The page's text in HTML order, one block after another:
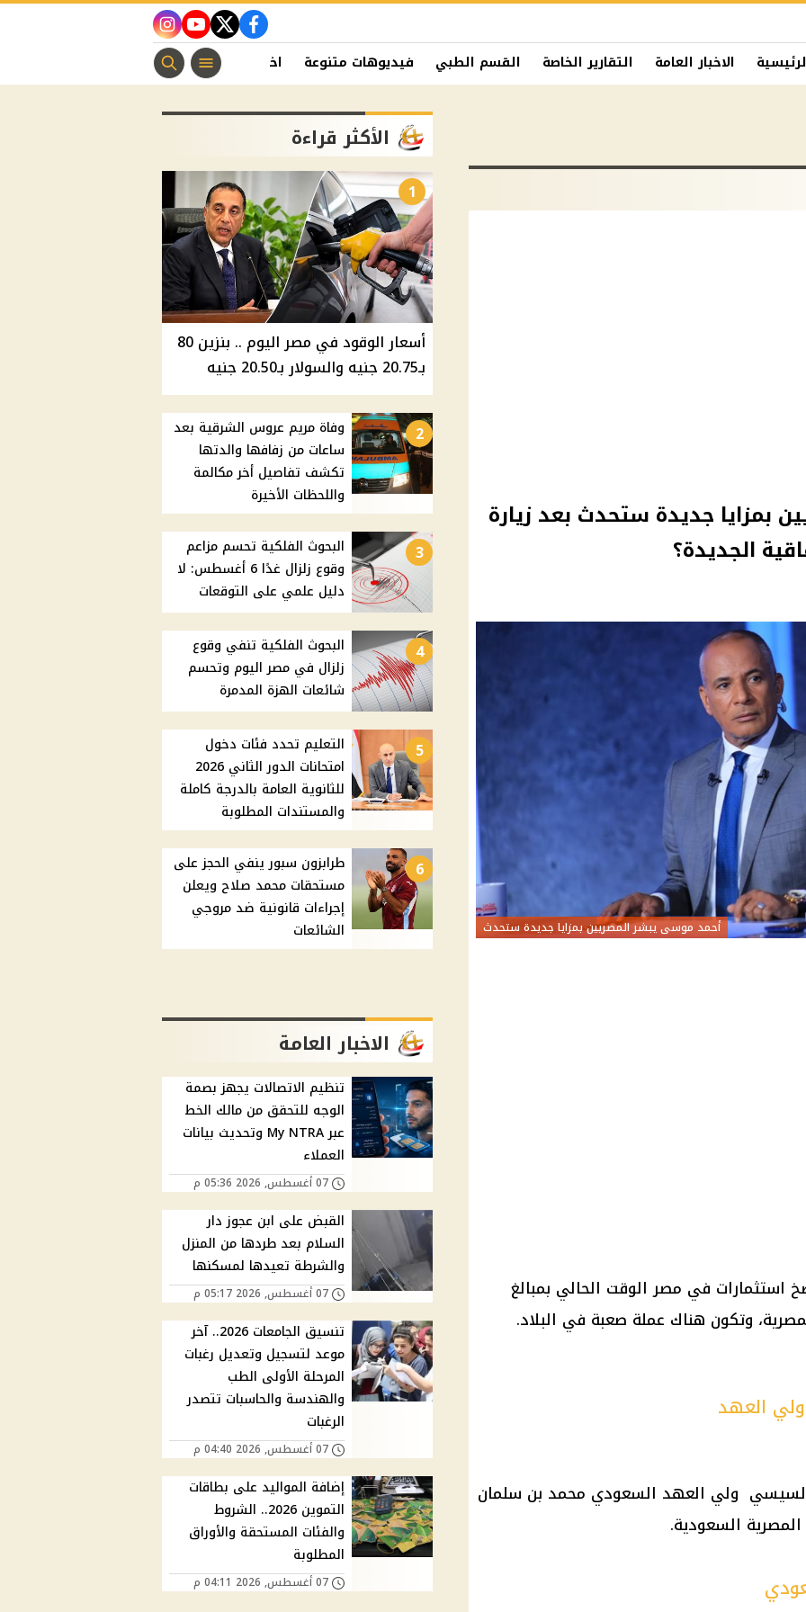
facebook
twitter
youtube
instagram
الاخبار العامة التقارير الخاصة القسم الطبي فيديوهات متنوعة اخبار الفن منوعات مسيحية
بمزايا جديدة ستحدث بعد زيارة
الجديدة؟
أحمد موسى يبشر المصريين بمزايا جديدة ستحدث
استثمارات في مصر الوقت الحالي بمبالغ
وتكون هناك عملة صعبة في البلاد.
العهد
ولي العهد السعودي محمد بن سلمان
المصرية السعودية.
الأكثر قراءة
1
أسعار الوقود في مصر اليوم .. بنزين 80
بـ20.75 جنيه والسولار بـ20.50 جنيه
2
وفاة مريم عروس الشرقية بعد
ساعات من زفافها والدتها
تكشف تفاصيل أخر مكالمة
واللحظات الأخيرة
3
البحوث الفلكية تحسم مزاعم
وقوع زلزال غدًا 6 أغسطس: لا
دليل علمي على التوقعات
4
البحوث الفلكية تنفي وقوع
زلزال في مصر اليوم وتحسم
شائعات الهزة المدمرة
5
التعليم تحدد فئات دخول
امتحانات الدور الثاني 2026
للثانوية العامة بالدرجة كاملة
والمستندات المطلوبة
6
طرابزون سبور ينفي الحجز على
مستحقات محمد صلاح ويعلن
إجراءات قانونية ضد مروجي
الشائعات
الاخبار العامة
تنظيم الاتصالات يجهز بصمة
الوجه للتحقق من مالك الخط
عبر My NTRA وتحديث بيانات
العملاء
07 أغسطس, 2026 05:36 م
القبض على ابن عجوز دار
السلام بعد طردها من المنزل
والشرطة تعيدها لمسكنها
07 أغسطس, 2026 05:17 م
تنسيق الجامعات 2026.. آخر
موعد لتسجيل وتعديل رغبات
المرحلة الأولى الطب
والهندسة والحاسبات تتصدر
الرغبات
07 أغسطس, 2026 04:40 م
إضافة المواليد على بطاقات
التموين 2026.. الشروط
والفئات المستحقة والأوراق
المطلوبة
07 أغسطس, 2026 04:11 م